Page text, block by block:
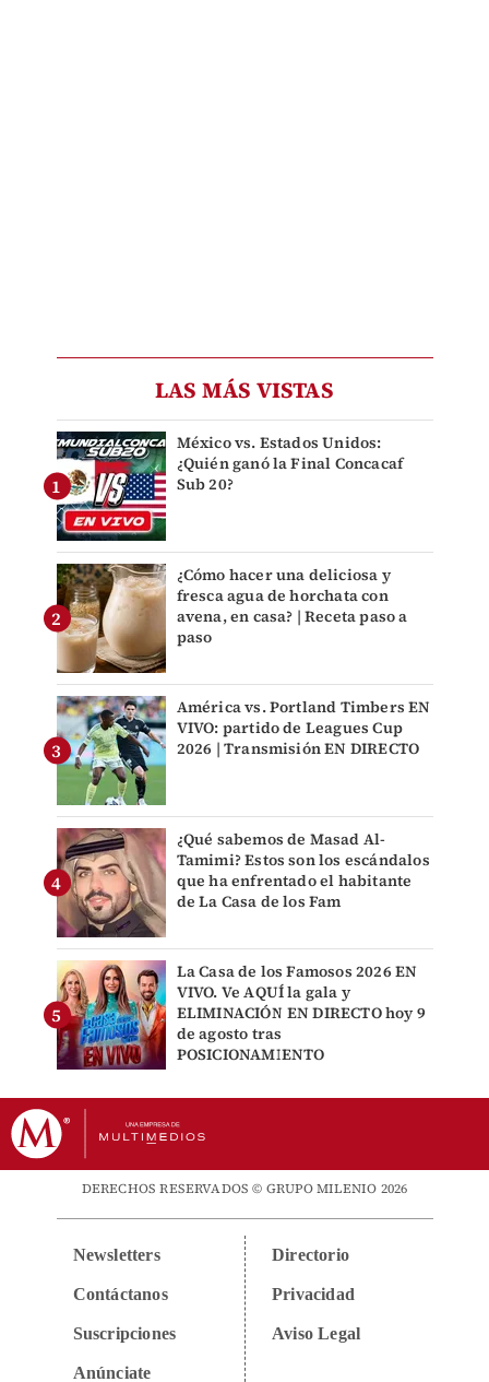
LAS MÁS VISTAS
México vs. Estados Unidos:
¿Quién ganó la Final Concacaf
Sub 20?
¿Cómo hacer una deliciosa y
fresca agua de horchata con
avena, en casa? | Receta paso a
paso
América vs. Portland Timbers EN
VIVO: partido de Leagues Cup
2026 | Transmisión EN DIRECTO
¿Qué sabemos de Masad Al-
Tamimi? Estos son los escándalos
que ha enfrentado el habitante
de La Casa de los Fam
La Casa de los Famosos 2026 EN
VIVO. Ve AQUÍ la gala y
ELIMINACIÓN EN DIRECTO hoy 9
de agosto tras
POSICIONAMIENTO
DERECHOS RESERVADOS © GRUPO MILENIO 2026
Newsletters
Contáctanos
Suscripciones
Anúnciate
Directorio
Privacidad
Aviso Legal